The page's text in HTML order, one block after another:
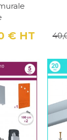
€ HT Prix